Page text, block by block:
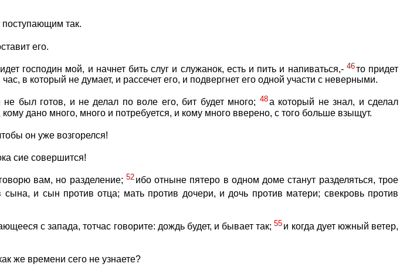
поступающим так.
его.
господин мой, и начнет бить слуг и служанок, есть и пить и напиваться,- 46то придет
в который не думает, и рассечет его, и подвергнет его одной участи с неверными.
был готов, и не делал по воле его, бит будет много; 48а который не знал, и сделал
дано много, много и потребуется, и кому много вверено, с того больше взыщут.
он уже возгорелся!
сие совершится!
вам, но разделение; 52 ибо отныне пятеро в одном доме станут разделяться, трое
сына, и сын против отца; мать против дочери, и дочь против матери; свекровь против
с запада, тотчас говорите: дождь будет, и бывает так;55 и когда дует южный ветер,
же времени сего не узнаете?